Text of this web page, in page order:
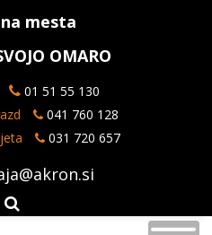
mesta
OMARO
01 51 55 130
041 760 128
031 720 657